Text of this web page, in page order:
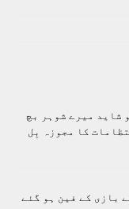
شاید میرے شوہر بچ
کا مجوزہ بِل
بازی کے فین ہو گئے